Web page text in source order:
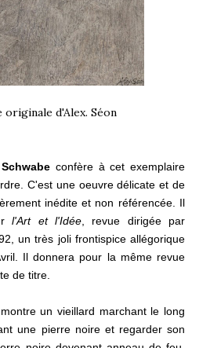
originale d'Alex. Séon
confère à cet exemplaire
C'est une oeuvre délicate et de
inédite et non référencée. Il
l'Art et l'Idée, revue dirigée par
un très joli frontispice allégorique
Il donnera pour la même revue
de titre.
un vieillard marchant le long
une pierre noire et regarder son